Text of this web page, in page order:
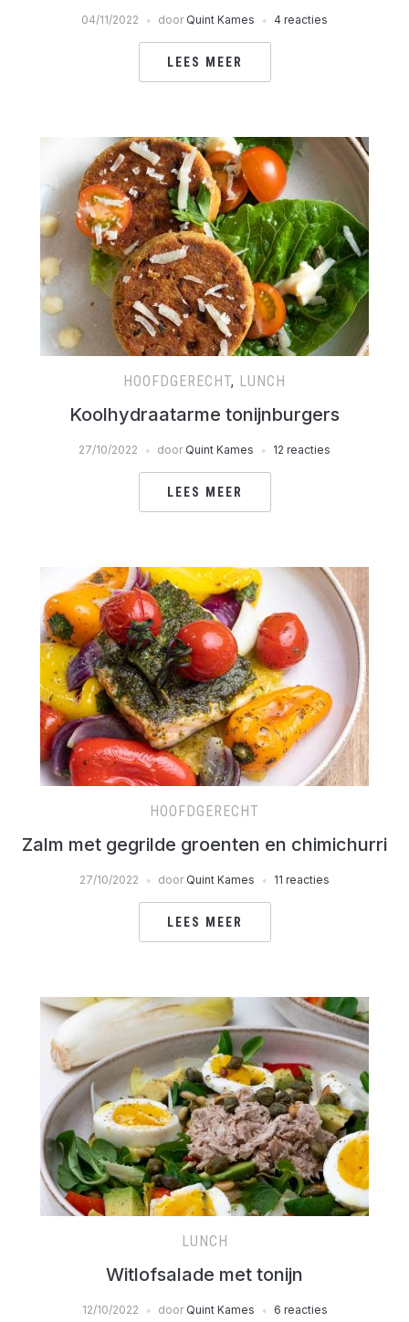
04/11/2022 door Quint Kames 4 reacties
LEES MEER
HOOFDGERECHT, LUNCH
Koolhydraatarme tonijnburgers
27/10/2022 door Quint Kames 12 reacties
LEES MEER
HOOFDGERECHT
Zalm met gegrilde groenten en chimichurri
27/10/2022 door Quint Kames 11 reacties
LEES MEER
LUNCH
Witlofsalade met tonijn
12/10/2022 door Quint Kames 6 reacties